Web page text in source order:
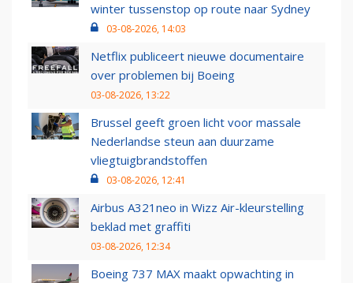
winter tussenstop op route naar Sydney
03-08-2026, 14:03
Netflix publiceert nieuwe documentaire
over problemen bij Boeing
03-08-2026, 13:22
Brussel geeft groen licht voor massale
Nederlandse steun aan duurzame
vliegtuigbrandstoffen
03-08-2026, 12:41
Airbus A321neo in Wizz Air-kleurstelling
beklad met graffiti
03-08-2026, 12:34
Boeing 737 MAX maakt opwachting in